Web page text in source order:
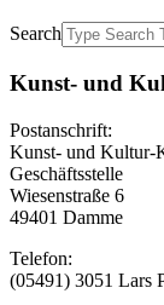
Search
Kunst- und
Postanschrift:
Kunst- und Kultur-
Geschäftsstelle
Wiesenstraße 6
49401 Damme
Telefon:
(05491) 3051 Lars